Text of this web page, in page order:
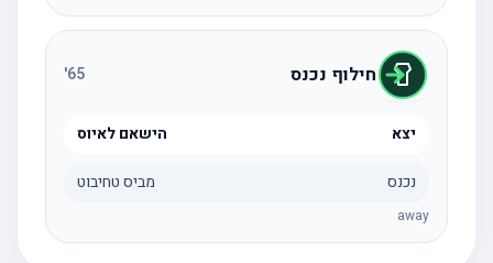
חילוף נכנס 65
'
יצא הישאם לאיוס
נכנס מביס טחיבוט
away